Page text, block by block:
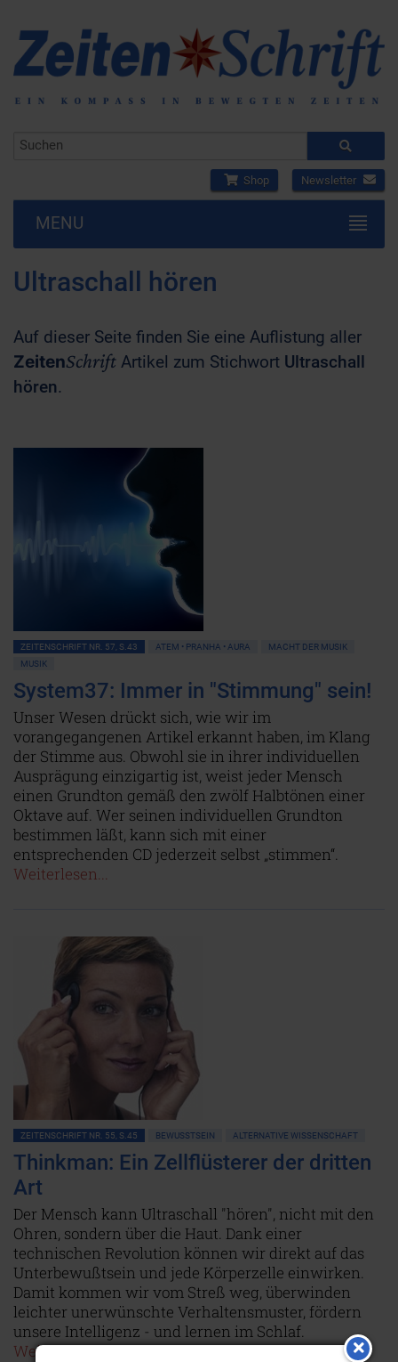
Shop Newsletter
MENU
Ultraschall hören
Auf dieser Seite finden Sie eine Auflistung aller
ZeitenSchrift Artikel zum Stichwort Ultraschall
hören.
ZEITENSCHRIFT NR. 57, S.43 ATEM • PRANHA • AURA
MACHT DER MUSIK
MUSIK
System37: Immer in "Stimmung" sein!
Unser Wesen drückt sich, wie wir im
vorangegangenen Artikel erkannt haben, im Klang
der Stimme aus. Obwohl sie in ihrer individuellen
Ausprägung einzigartig ist, weist jeder Mensch
einen Grundton gemäß den zwölf Halbtönen einer
Oktave auf. Wer seinen individuellen Grundton
bestimmen läßt, kann sich mit einer
entsprechenden CD jederzeit selbst „stimmen“.
Weiterlesen...
ZEITENSCHRIFT NR. 55, S.45 BEWUSSTSEIN ALTERNATIVE WISSENSCHAFT
Thinkman: Ein Zellflüsterer der dritten
Art
Der Mensch kann Ultraschall "hören", nicht mit den
Ohren, sondern über die Haut. Dank einer
technischen Revolution können wir direkt auf das
Unterbewußtsein und jede Körperzelle einwirken.
Damit kommen wir vom Streß weg, überwinden
leichter unerwünschte Verhaltensmuster, fördern
unsere Intelligenz - und lernen im Schlaf.
Weiterlesen...